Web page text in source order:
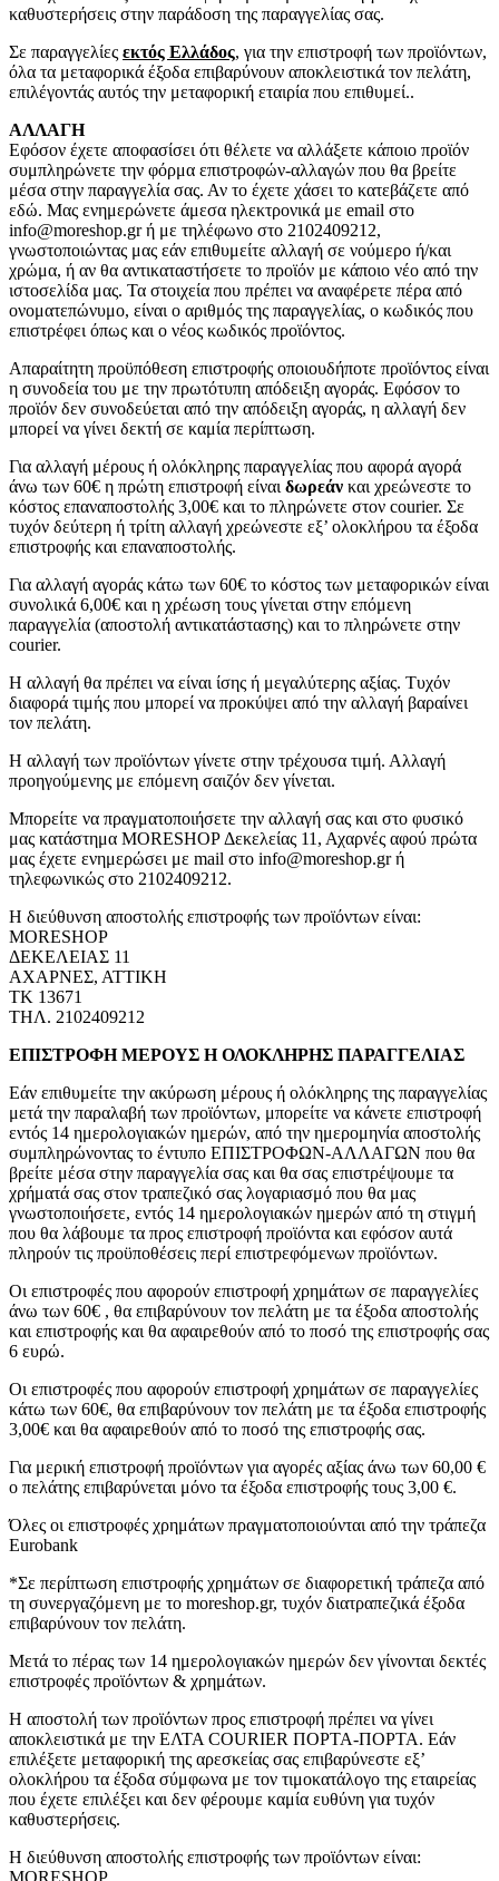
καθυστερήσεις στην παράδοση της παραγγελίας σας.
Σε παραγγελίες εκτός Ελλάδος, για την επιστροφή των προϊόντων,
όλα τα μεταφορικά έξοδα επιβαρύνουν αποκλειστικά τον πελάτη,
επιλέγοντάς αυτός την μεταφορική εταιρία που επιθυμεί..
ΑΛΛΑΓΗ
Εφόσον έχετε αποφασίσει ότι θέλετε να αλλάξετε κάποιο προϊόν
συμπληρώνετε την φόρμα επιστροφών-αλλαγών που θα βρείτε
μέσα στην παραγγελία σας. Αν το έχετε χάσει το κατεβάζετε από
εδώ. Μας ενημερώνετε άμεσα ηλεκτρονικά με email στο
info@moreshop.gr ή με τηλέφωνο στο 2102409212,
γνωστοποιώντας μας εάν επιθυμείτε αλλαγή σε νούμερο ή/και
χρώμα, ή αν θα αντικαταστήσετε το προϊόν με κάποιο νέο από την
ιστοσελίδα μας. Τα στοιχεία που πρέπει να αναφέρετε πέρα από
ονοματεπώνυμο, είναι ο αριθμός της παραγγελίας, ο κωδικός που
επιστρέφει όπως και ο νέος κωδικός προϊόντος.
Απαραίτητη προϋπόθεση επιστροφής οποιουδήποτε προϊόντος είναι
η συνοδεία του με την πρωτότυπη απόδειξη αγοράς. Εφόσον το
προϊόν δεν συνοδεύεται από την απόδειξη αγοράς, η αλλαγή δεν
μπορεί να γίνει δεκτή σε καμία περίπτωση.
Για αλλαγή μέρους ή ολόκληρης παραγγελίας που αφορά αγορά
άνω των 60€ η πρώτη επιστροφή είναιδωρεάν και χρεώνεστε το
κόστος επαναποστολής 3,00€ και το πληρώνετε στον courier. Σε
τυχόν δεύτερη ή τρίτη αλλαγή χρεώνεστε εξ’ ολοκλήρου τα έξοδα
επιστροφής και επαναποστολής.
Για αλλαγή αγοράς κάτω των 60€ το κόστος των μεταφορικών είναι
συνολικά 6,00€ και η χρέωση τους γίνεται στην επόμενη
παραγγελία (αποστολή αντικατάστασης) και το πληρώνετε στην
courier.
Η αλλαγή θα πρέπει να είναι ίσης ή μεγαλύτερης αξίας. Τυχόν
διαφορά τιμής που μπορεί να προκύψει από την αλλαγή βαραίνει
τον πελάτη.
Η αλλαγή των προϊόντων γίνετε στην τρέχουσα τιμή. Αλλαγή
προηγούμενης με επόμενη σαιζόν δεν γίνεται.
Μπορείτε να πραγματοποιήσετε την αλλαγή σας και στο φυσικό
μας κατάστημα MORESHOP Δεκελείας 11, Αχαρνές αφού πρώτα
μας έχετε ενημερώσει με mail στο info@moreshop.gr ή
τηλεφωνικώς στο 2102409212.
Η διεύθυνση αποστολής επιστροφής των προϊόντων είναι:
MORESHOP
ΔΕΚΕΛΕΙΑΣ 11
ΑΧΑΡΝΕΣ, ΑΤΤΙΚΗ
ΤΚ 13671
ΤΗΛ. 2102409212
ΕΠΙΣΤΡΟΦΗ ΜΕΡΟΥΣ Η ΟΛΟΚΛΗΡΗΣ ΠΑΡΑΓΓΕΛΙΑΣ
Εάν επιθυμείτε την ακύρωση μέρους ή ολόκληρης της παραγγελίας
μετά την παραλαβή των προϊόντων, μπορείτε να κάνετε επιστροφή
εντός 14 ημερολογιακών ημερών, από την ημερομηνία αποστολής
συμπληρώνοντας το έντυπο ΕΠΙΣΤΡΟΦΩΝ-ΑΛΛΑΓΩΝ που θα
βρείτε μέσα στην παραγγελία σας και θα σας επιστρέψουμε τα
χρήματά σας στον τραπεζικό σας λογαριασμό που θα μας
γνωστοποιήσετε, εντός 14 ημερολογιακών ημερών από τη στιγμή
που θα λάβουμε τα προς επιστροφή προϊόντα και εφόσον αυτά
πληρούν τις προϋποθέσεις περί επιστρεφόμενων προϊόντων.
Οι επιστροφές που αφορούν επιστροφή χρημάτων σε παραγγελίες
άνω των 60€ , θα επιβαρύνουν τον πελάτη με τα έξοδα αποστολής
και επιστροφής και θα αφαιρεθούν από το ποσό της επιστροφής σας
6 ευρώ.
Οι επιστροφές που αφορούν επιστροφή χρημάτων σε παραγγελίες
κάτω των 60€, θα επιβαρύνουν τον πελάτη με τα έξοδα επιστροφής
3,00€ και θα αφαιρεθούν από το ποσό της επιστροφής σας.
Για μερική επιστροφή προϊόντων για αγορές αξίας άνω των 60,00 €
ο πελάτης επιβαρύνεται μόνο τα έξοδα επιστροφής τους 3,00 €.
Όλες οι επιστροφές χρημάτων πραγματοποιούνται από την τράπεζα
Eurobank
*Σε περίπτωση επιστροφής χρημάτων σε διαφορετική τράπεζα από
τη συνεργαζόμενη με το moreshop.gr, τυχόν διατραπεζικά έξοδα
επιβαρύνουν τον πελάτη.
Μετά το πέρας των 14 ημερολογιακών ημερών δεν γίνονται δεκτές
επιστροφές προϊόντων & χρημάτων.
Η αποστολή των προϊόντων προς επιστροφή πρέπει να γίνει
αποκλειστικά με την ΕΛΤΑ COURIER ΠΟΡΤΑ-ΠΟΡΤΑ. Εάν
επιλέξετε μεταφορική της αρεσκείας σας επιβαρύνεστε εξ’
ολοκλήρου τα έξοδα σύμφωνα με τον τιμοκατάλογο της εταιρείας
που έχετε επιλέξει και δεν φέρουμε καμία ευθύνη για τυχόν
καθυστερήσεις.
Η διεύθυνση αποστολής επιστροφής των προϊόντων είναι: